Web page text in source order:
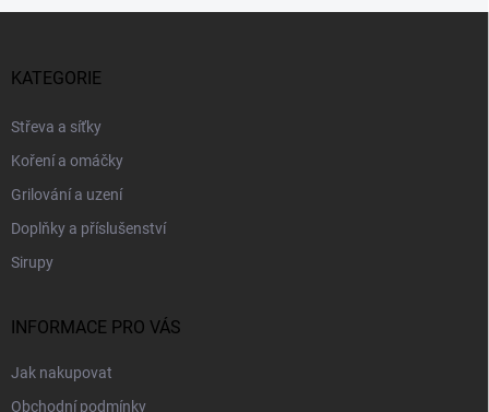
KATEGORIE
Střeva a síťky
Koření a omáčky
Grilování a uzení
Doplňky a příslušenství
Sirupy
INFORMACE PRO VÁS
Jak nakupovat
Obchodní podmínky